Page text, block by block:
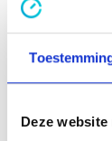
Deze
Koppel